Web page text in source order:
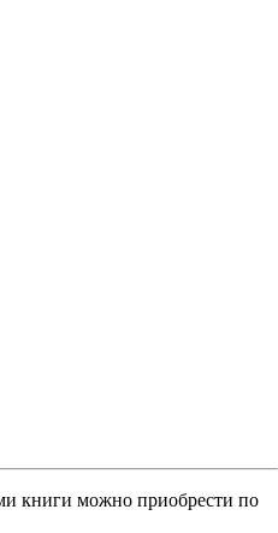
книги можно приобрести по